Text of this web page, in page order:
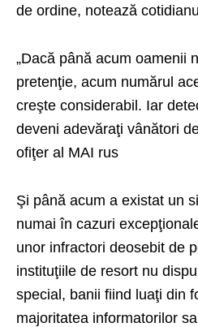
de ordine, notează
„Dacă până acum oamenii
pretenţie, acum numărul
creşte considerabil. Iar
deveni adevăraţi vânători
ofiţer al MAI rus
Şi până acum a existat un
numai în cazuri
unor infractori deosebit de
instituţiile de resort nu
special, banii fiind luaţi din
majoritatea informatorilor